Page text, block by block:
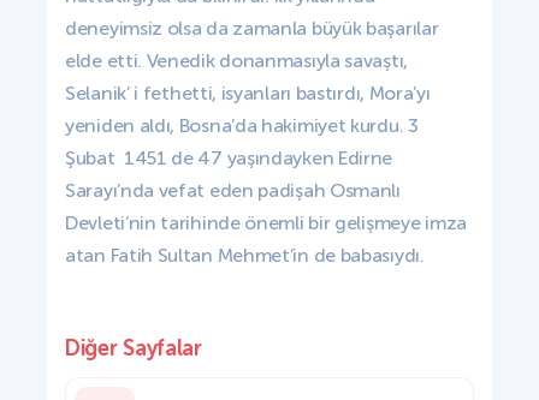
deneyimsiz olsa da zamanla büyük başarılar
elde etti. Venedik donanmasıyla savaştı,
Selanik’ i fethetti, isyanları bastırdı, Mora’yı
yeniden aldı, Bosna’da hakimiyet kurdu. 3
Şubat 1451 de 47 yaşındayken Edirne
Sarayı’nda vefat eden padişah Osmanlı
Devleti’nin tarihinde önemli bir gelişmeye imza
atan Fatih Sultan Mehmet’in de babasıydı.
Diğer Sayfalar